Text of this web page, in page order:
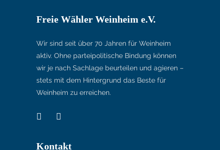
Freie Wähler Weinheim e.V.
Wir sind seit über 70 Jahren für Weinheim
aktiv. Ohne parteipolitische Bindung können
wir je nach Sachlage beurteilen und agieren –
stets mit dem Hintergrund das Beste für
Weinheim zu erreichen.
Kontakt